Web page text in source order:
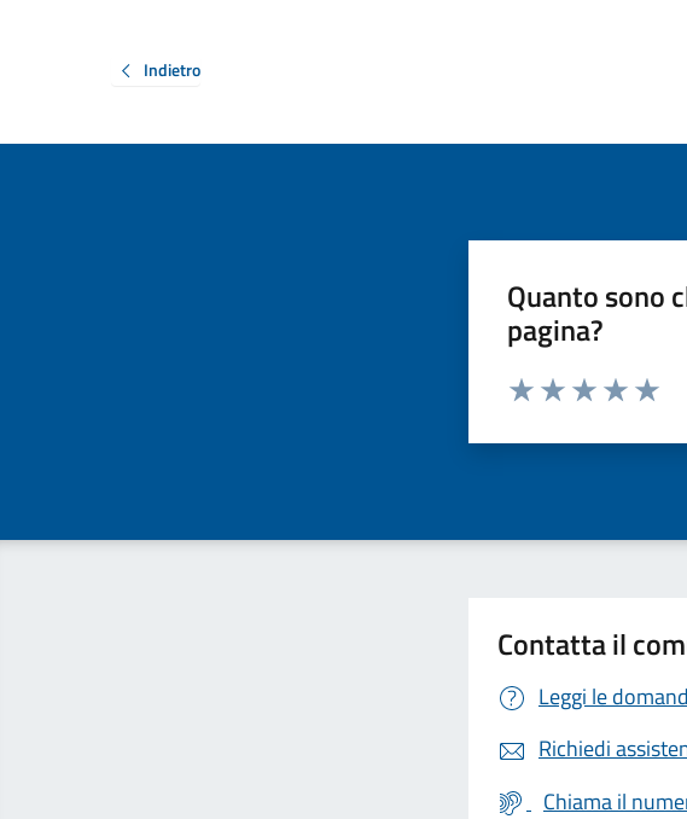
Indietro
Quanto sono
pagina?
Valuta da 1 a 5 stelle la
Contatta il
Leggi le
Richiedi
Chiama il